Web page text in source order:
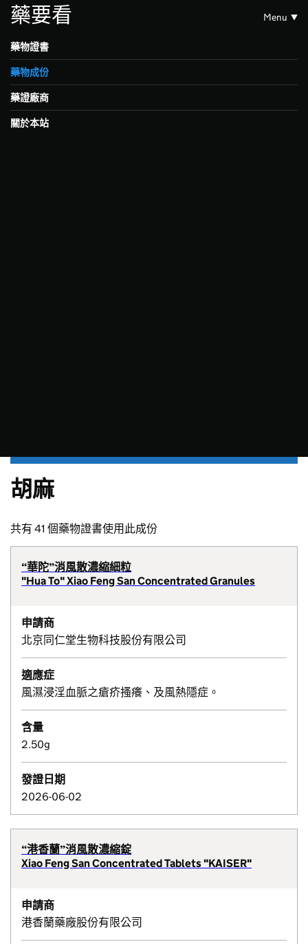
藥要看 Menu
藥物證書
藥物成份
藥證廠商
關於本站
胡麻
共有 41 個藥物證書使用此成份
“華陀”消風散濃縮細粒
"Hua To" Xiao Feng San Concentrated Granules
申請商
北京同仁堂生物科技股份有限公司
適應症
風濕浸淫血脈之瘡疥搔癢、及風熱隱症。
含量
2.50g
發證日期
2026-06-02
“港香蘭”消風散濃縮錠
Xiao Feng San Concentrated Tablets "KAISER"
申請商
港香蘭藥廠股份有限公司